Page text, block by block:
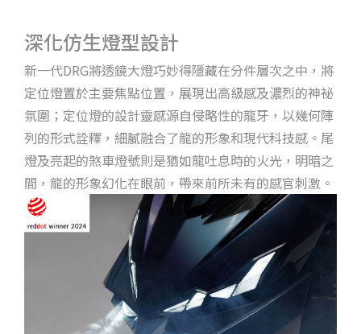
深化仿生燈型設計
新一代DRG將透鏡大燈巧妙得隱藏在分件層次之中，將
定位燈置於主要焦點位置，展現出高級感及濃烈的神祕
氛圍；定位燈的設計靈感源自侵略性的龍牙，以幾何陣
列的形式詮釋，細膩融合了龍的形象和現代科技感。尾
燈及亮起的煞車燈號則是猶如龍吐息時的火光，明暗之
間，龍的形象幻化在眼前，帶來前所未有的感官刺激。